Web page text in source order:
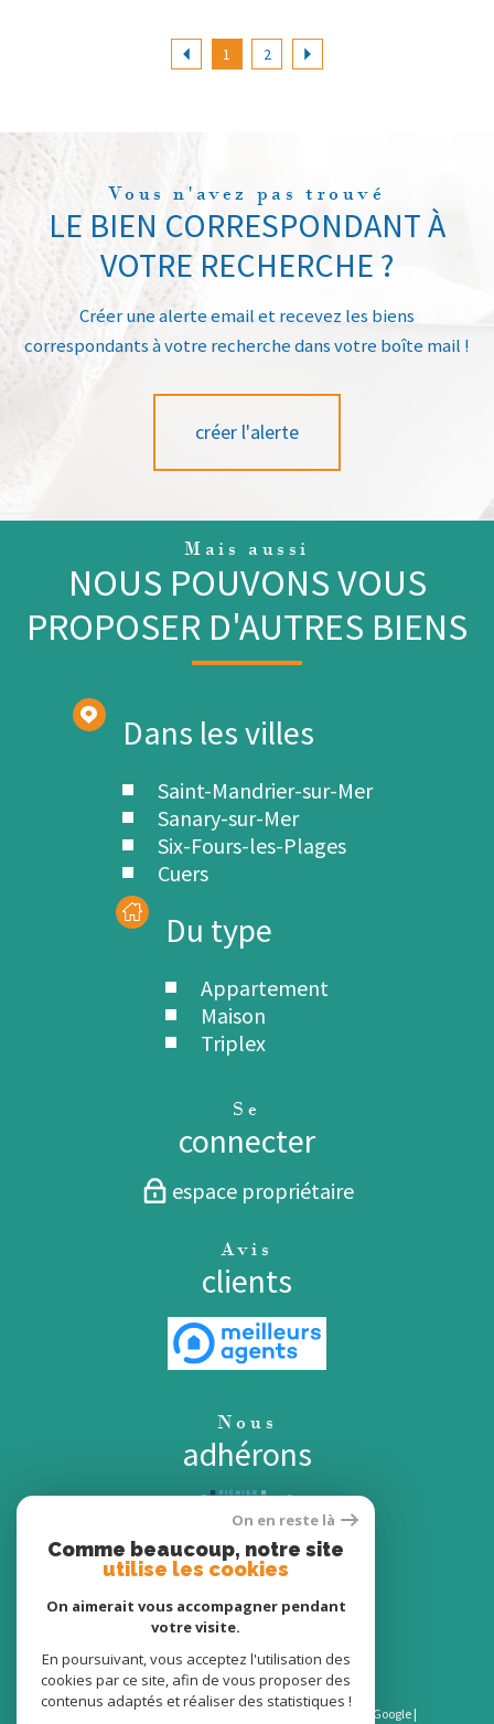
1 2
Vous n'avez pas trouvé
LE BIEN CORRESPONDANT À
VOTRE RECHERCHE ?
Créer une alerte email et recevez les biens
correspondants à votre recherche dans votre boîte mail !
créer l'alerte
Mais aussi
NOUS POUVONS VOUS
PROPOSER D'AUTRES BIENS
Dans les villes
Saint-Mandrier-sur-Mer
Sanary-sur-Mer
Six-Fours-les-Plages
Cuers
Du type
Appartement
Maison
Triplex
Se
connecter
espace propriétaire
Avis
clients
Nous
adhérons
© 2026 | Tous droits réservés | Traduction powered by Google |
On en reste là
Comme beaucoup, notre site
utilise les cookies
On aimerait vous accompagner pendant
votre visite.
En poursuivant, vous acceptez l'utilisation des
cookies par ce site, afin de vous proposer des
contenus adaptés et réaliser des statistiques !